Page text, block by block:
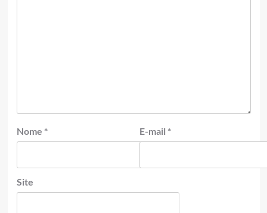
Nome * E-mail *
Site